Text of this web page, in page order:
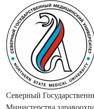
Северный
Министерства